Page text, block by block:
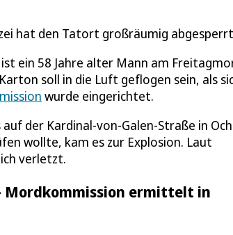
hat den Tatort großräumig
ein 58 Jahre alter Mann am
soll in die Luft geflogen sein, als
wurde eingerichtet.
der Kardinal-von-Galen-Straße in
wollte, kam es zur Explosion. Laut
verletzt.
Mordkommission ermittelt in